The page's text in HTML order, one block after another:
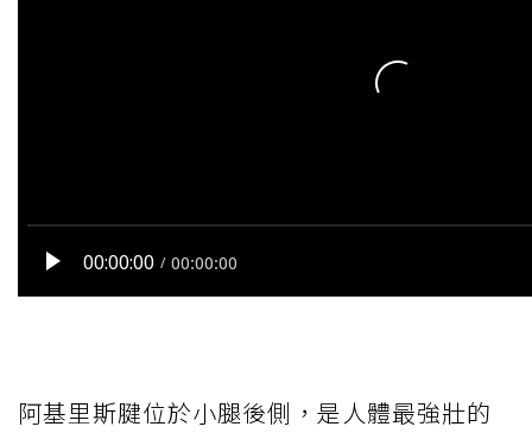
阿基里斯腱位於小腿後側，是人體最強壯的